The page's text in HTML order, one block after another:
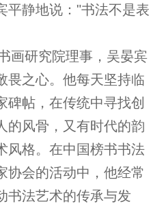
平静地说："书法不是表
画研究院理事，吴晏宾
畏之心。他每天坚持临
碑帖，在传统中寻找创
的风骨，又有时代的韵
风格。在中国榜书书法
协会的活动中，他经常
书法艺术的传承与发